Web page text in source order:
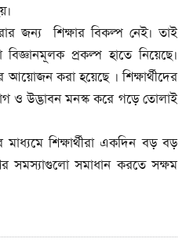
জন্য শিক্ষার বিকল্প নেই। তাই
বিজ্ঞানমূলক প্রকল্প হাতে নিয়েছে।
আয়োজন করা হয়েছে । শিক্ষার্থীদের
ও উদ্ভাবন মনস্ক করে গড়ে তোলাই
শিক্ষার্থীরা একদিন বড় বড়
সমস্যাগুলো সমাধান করতে সক্ষম